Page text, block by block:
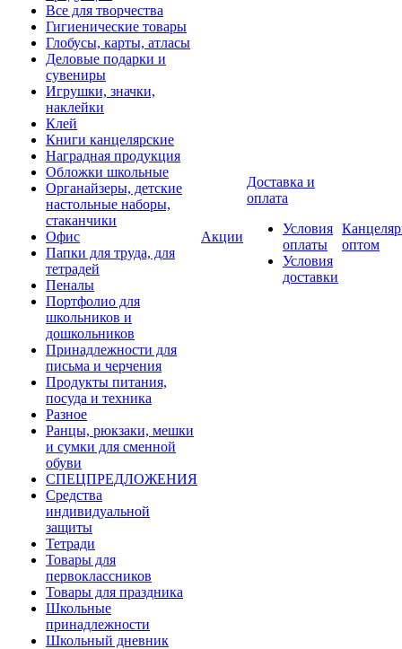
Все для творчества
Гигиенические товары
Глобусы, карты, атласы
Деловые подарки и
сувениры
Игрушки, значки,
наклейки
Клей
Книги канцелярские
Наградная продукция
Обложки школьные
Органайзеры, детские
настольные наборы,
стаканчики
Офис
Папки для труда, для
тетрадей
Пеналы
Портфолио для
школьников и
дошкольников
Принадлежности для
письма и черчения
Продукты питания,
посуда и техника
Разное
Ранцы, рюкзаки, мешки
и сумки для сменной
обуви
СПЕЦПРЕДЛОЖЕНИЯ
Средства
индивидуальной
защиты
Тетради
Товары для
первоклассников
Товары для праздника
Школьные
принадлежности
Школьный дневник
Акции
Доставка и
оплата
Условия
оплаты
Условия
доставки
оптом